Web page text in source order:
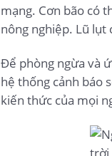
mạng. Cơn bão có
nông nghiệp. Lũ lụt
Để phòng ngừa và
hệ thống cảnh báo
kiến thức của mọi